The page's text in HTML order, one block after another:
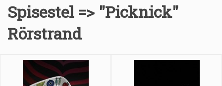
Spisestel => "Picknick"
Rörstrand